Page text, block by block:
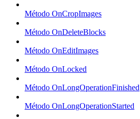
Método OnCropImages
Método OnDeleteBlocks
Método OnEditImages
Método OnLocked
Método OnLongOperationFinished
Método OnLongOperationStarted